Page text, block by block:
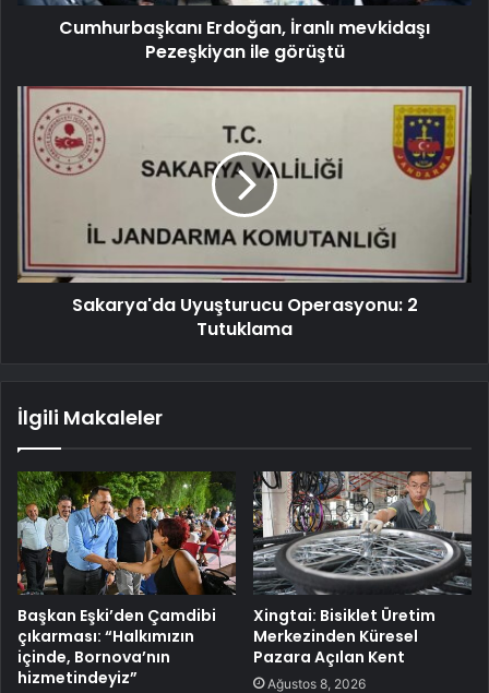
Cumhurbaşkanı Erdoğan, İranlı mevkidaşı
Pezeşkiyan ile görüştü
Sakarya'da Uyuşturucu Operasyonu: 2
Tutuklama
İlgili Makaleler
Başkan Eşki’den Çamdibi
çıkarması: “Halkımızın
içinde, Bornova’nın
hizmetindeyiz”
Xingtai: Bisiklet Üretim
Merkezinden Küresel
Pazara Açılan Kent
Ağustos 8, 2026